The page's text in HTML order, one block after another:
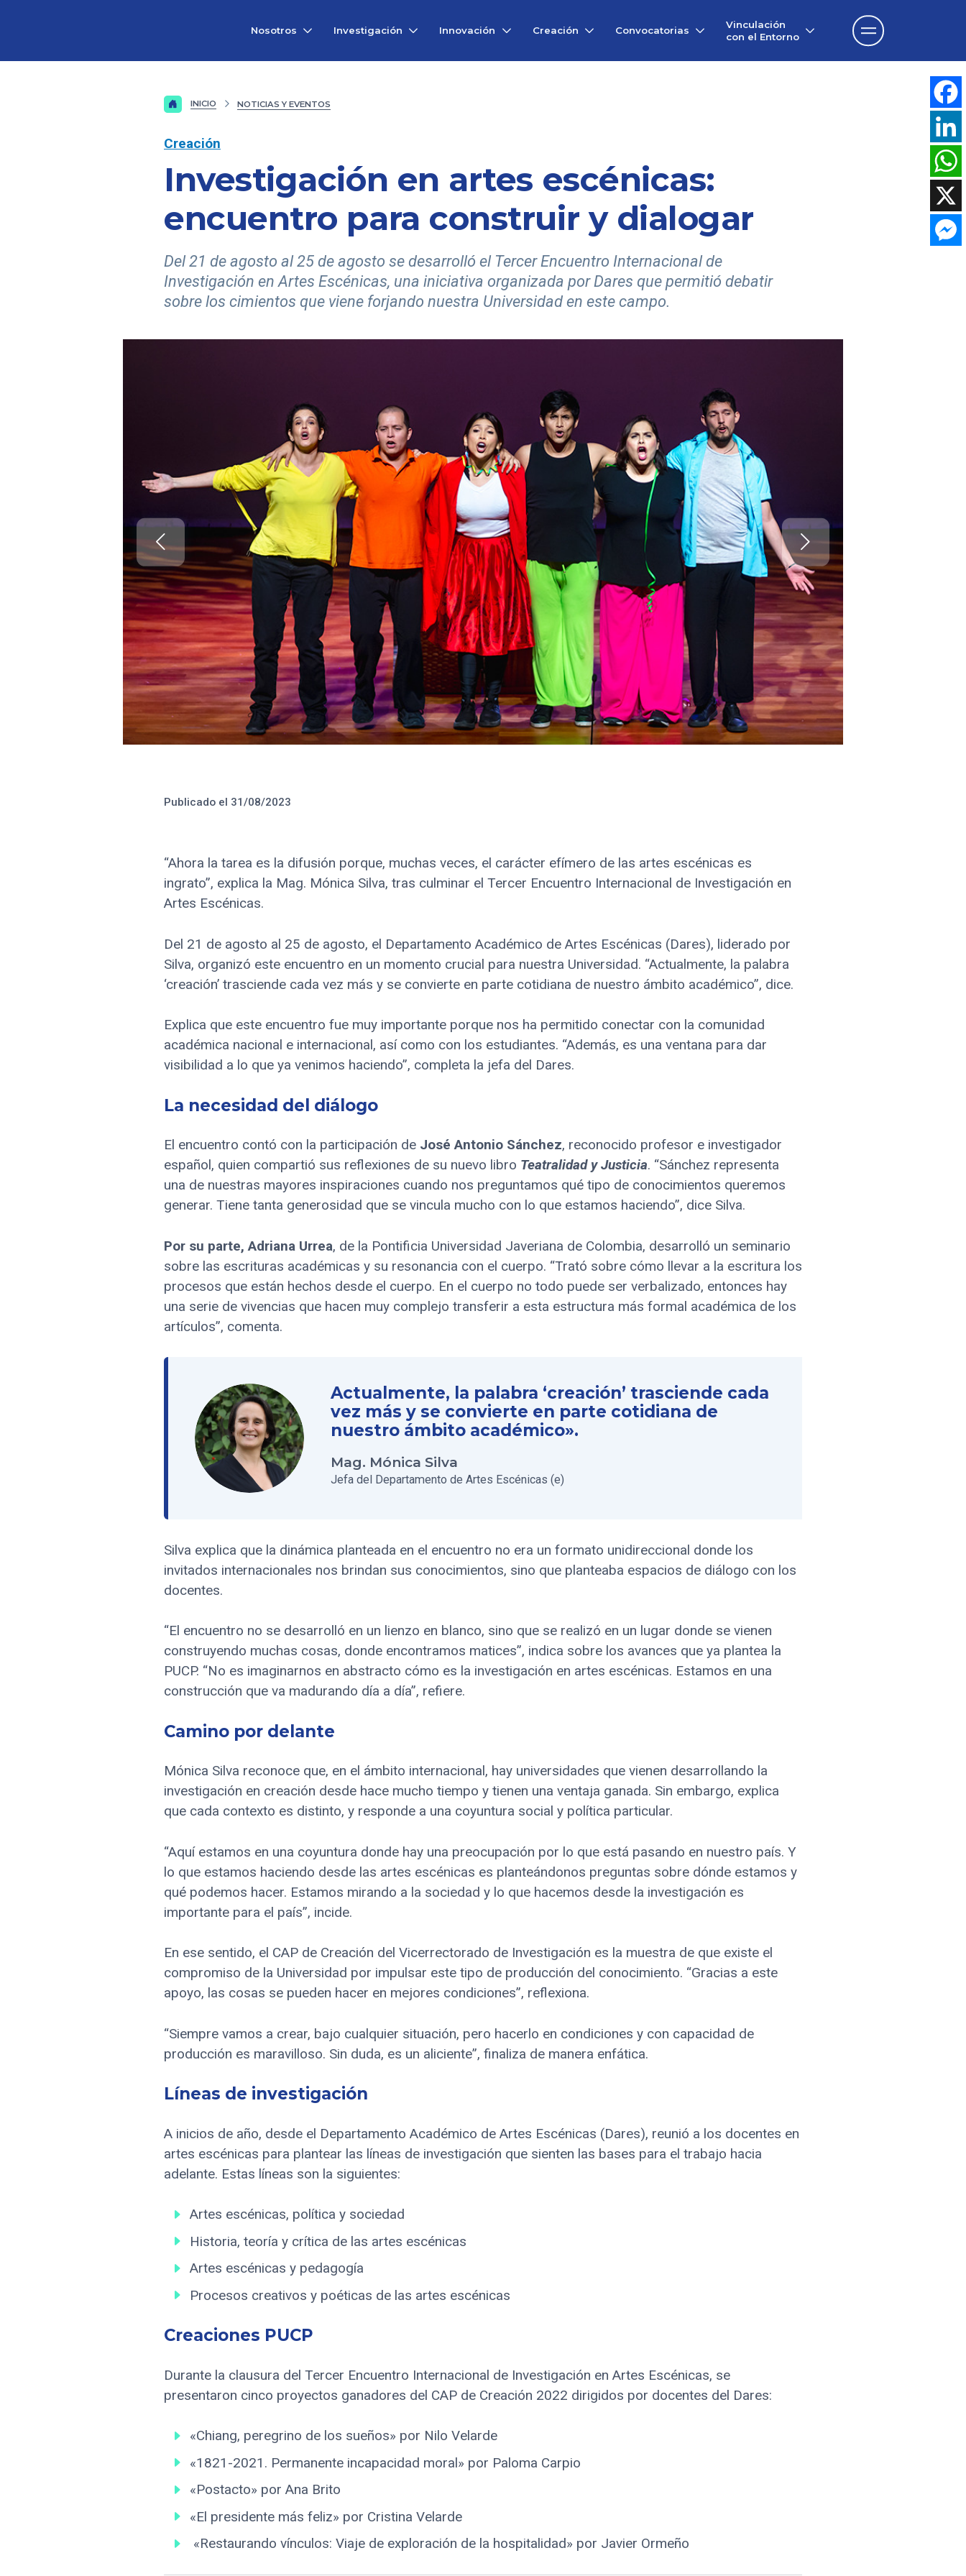
Investigación
Nosotros Investigación Innovación Creación Convocatorias
Vinculación
con el Entorno
INICIO NOTICIAS Y EVENTOS
Creación
Investigación en artes escénicas:
encuentro para construir y dialogar
Del 21 de agosto al 25 de agosto se desarrolló el Tercer Encuentro Internacional de
Investigación en Artes Escénicas, una iniciativa organizada por Dares que permitió debatir
sobre los cimientos que viene forjando nuestra Universidad en este campo.
Créditos y Fecha de Publicación
Publicado el 31/08/2023
“Ahora la tarea es la difusión porque, muchas veces, el carácter efímero de las artes escénicas es
ingrato”, explica la Mag. Mónica Silva, tras culminar el Tercer Encuentro Internacional de Investigación en
Artes Escénicas.
Del 21 de agosto al 25 de agosto, el Departamento Académico de Artes Escénicas (Dares), liderado por
Silva, organizó este encuentro en un momento crucial para nuestra Universidad. “Actualmente, la palabra
‘creación’ trasciende cada vez más y se convierte en parte cotidiana de nuestro ámbito académico”, dice.
Explica que este encuentro fue muy importante porque nos ha permitido conectar con la comunidad
académica nacional e internacional, así como con los estudiantes. “Además, es una ventana para dar
visibilidad a lo que ya venimos haciendo”, completa la jefa del Dares.
La necesidad del diálogo
El encuentro contó con la participación de José Antonio Sánchez, reconocido profesor e investigador
español, quien compartió sus reflexiones de su nuevo libro Teatralidad y Justicia. “Sánchez representa
una de nuestras mayores inspiraciones cuando nos preguntamos qué tipo de conocimientos queremos
generar. Tiene tanta generosidad que se vincula mucho con lo que estamos haciendo”, dice Silva.
Por su parte, Adriana Urrea, de la Pontificia Universidad Javeriana de Colombia, desarrolló un seminario
sobre las escrituras académicas y su resonancia con el cuerpo. “Trató sobre cómo llevar a la escritura los
procesos que están hechos desde el cuerpo. En el cuerpo no todo puede ser verbalizado, entonces hay
una serie de vivencias que hacen muy complejo transferir a esta estructura más formal académica de los
artículos”, comenta.
Actualmente, la palabra ‘creación’ trasciende cada
vez más y se convierte en parte cotidiana de
nuestro ámbito académico».
Mag. Mónica Silva
Jefa del Departamento de Artes Escénicas (e)
Silva explica que la dinámica planteada en el encuentro no era un formato unidireccional donde los
invitados internacionales nos brindan sus conocimientos, sino que planteaba espacios de diálogo con los
docentes.
“El encuentro no se desarrolló en un lienzo en blanco, sino que se realizó en un lugar donde se vienen
construyendo muchas cosas, donde encontramos matices”, indica sobre los avances que ya plantea la
PUCP. “No es imaginarnos en abstracto cómo es la investigación en artes escénicas. Estamos en una
construcción que va madurando día a día”, refiere.
Camino por delante
Mónica Silva reconoce que, en el ámbito internacional, hay universidades que vienen desarrollando la
investigación en creación desde hace mucho tiempo y tienen una ventaja ganada. Sin embargo, explica
que cada contexto es distinto, y responde a una coyuntura social y política particular.
“Aquí estamos en una coyuntura donde hay una preocupación por lo que está pasando en nuestro país. Y
lo que estamos haciendo desde las artes escénicas es planteándonos preguntas sobre dónde estamos y
qué podemos hacer. Estamos mirando a la sociedad y lo que hacemos desde la investigación es
importante para el país”, incide.
En ese sentido, el CAP de Creación del Vicerrectorado de Investigación es la muestra de que existe el
compromiso de la Universidad por impulsar este tipo de producción del conocimiento. “Gracias a este
apoyo, las cosas se pueden hacer en mejores condiciones”, reflexiona.
“Siempre vamos a crear, bajo cualquier situación, pero hacerlo en condiciones y con capacidad de
producción es maravilloso. Sin duda, es un aliciente”, finaliza de manera enfática.
Líneas de investigación
A inicios de año, desde el Departamento Académico de Artes Escénicas (Dares), reunió a los docentes en
artes escénicas para plantear las líneas de investigación que sienten las bases para el trabajo hacia
adelante. Estas líneas son la siguientes:
Artes escénicas, política y sociedad
Historia, teoría y crítica de las artes escénicas
Artes escénicas y pedagogía
Procesos creativos y poéticas de las artes escénicas
Creaciones PUCP
Durante la clausura del Tercer Encuentro Internacional de Investigación en Artes Escénicas, se
presentaron cinco proyectos ganadores del CAP de Creación 2022 dirigidos por docentes del Dares:
«Chiang, peregrino de los sueños» por Nilo Velarde
«1821-2021. Permanente incapacidad moral» por Paloma Carpio
«Postacto» por Ana Brito
«El presidente más feliz» por Cristina Velarde
«Restaurando vínculos: Viaje de exploración de la hospitalidad» por Javier Ormeño
X